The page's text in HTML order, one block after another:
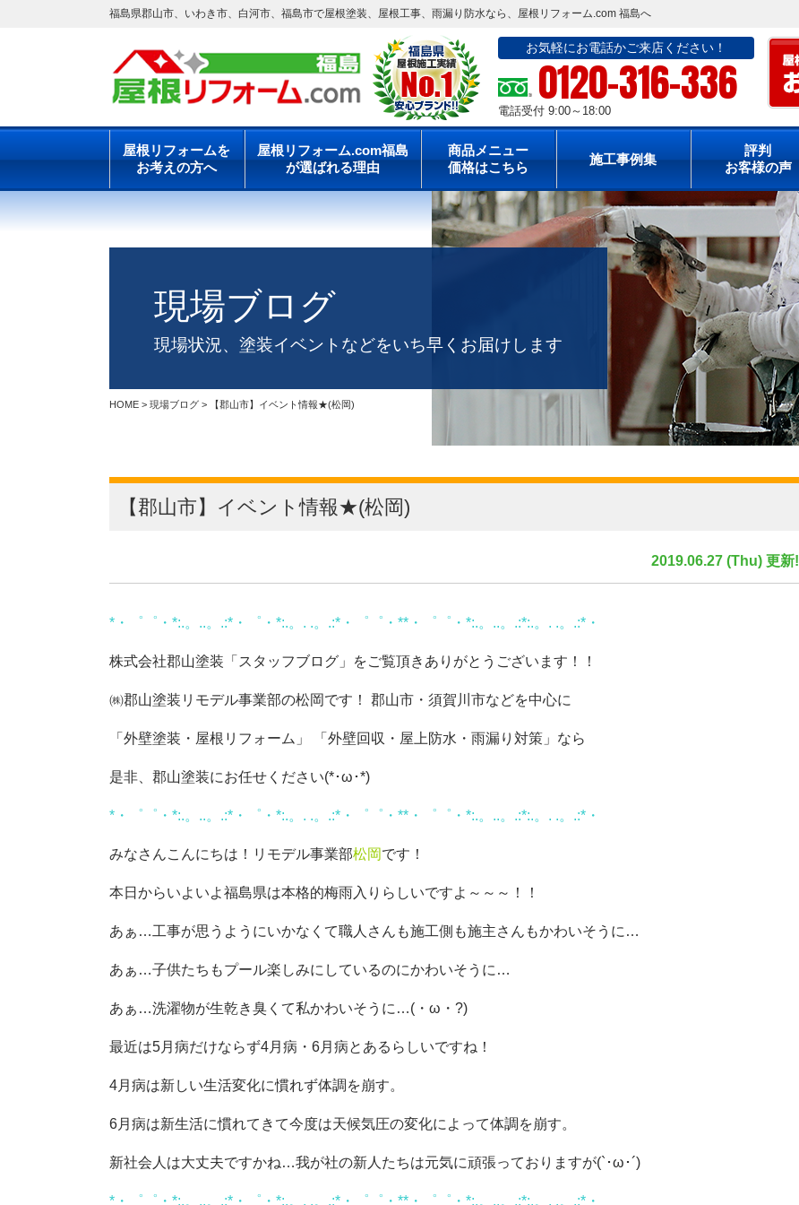
福島県郡山市、いわき市、白河市、福島市で屋根塗装、屋根工事、雨漏り防水なら、屋根リフォーム.com 福島へ
お気軽にお電話かご来店ください！
0120-316-336
電話受付 9:00～18:00
屋根リフォームを
お考えの方へ
屋根リフォーム.com福島
が選ばれる理由
商品メニュー
価格はこちら
施工事例集
評判
お客様の声
現場ブログ
現場状況、塗装イベントなどをいち早くお届けします
HOME > 現場ブログ > 【郡山市】イベント情報★(松岡)
【郡山市】イベント情報★(松岡)
2019.06.27 (Thu) 更新!
*・゜゜・*:.。..。.:*・゜・*:.。. .。.:*・゜゜・**・゜゜・*:.。..。.:*:.。. .。.:*・
株式会社郡山塗装「スタッフブログ」をご覧頂きありがとうございます！！
㈱郡山塗装リモデル事業部の松岡です！ 郡山市・須賀川市などを中心に
「外壁塗装・屋根リフォーム」 「外壁回収・屋上防水・雨漏り対策」なら
是非、郡山塗装にお任せください(*･ω･*)
*・゜゜・*:.。..。.:*・゜・*:.。. .。.:*・゜゜・**・゜゜・*:.。..。.:*:.。. .。.:*・
みなさんこんにちは！リモデル事業部松岡です！
本日からいよいよ福島県は本格的梅雨入りらしいですよ～～～！！
あぁ…工事が思うようにいかなくて職人さんも施工側も施主さんもかわいそうに…
あぁ…子供たちもプール楽しみにしているのにかわいそうに…
あぁ…洗濯物が生乾き臭くて私かわいそうに…(・ω・?)
最近は5月病だけならず4月病・6月病とあるらしいですね！
4月病は新しい生活変化に慣れず体調を崩す。
6月病は新生活に慣れてきて今度は天候気圧の変化によって体調を崩す。
新社会人は大丈夫ですかね…我が社の新人たちは元気に頑張っておりますが(`･ω･´)
*・゜゜・*:.。..。.:*・゜・*:.。. .。.:*・゜゜・**・゜゜・*:.。..。.:*:.。. .。.:*・